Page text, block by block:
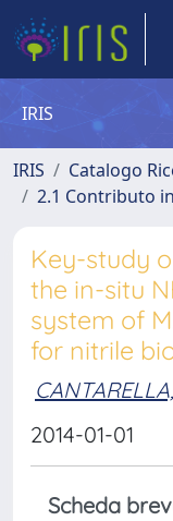
IRIS
IRIS Catalogo
2.1 Contributo
Key-study
the in-situ
system of
for nitrile
2014-01-01
Scheda